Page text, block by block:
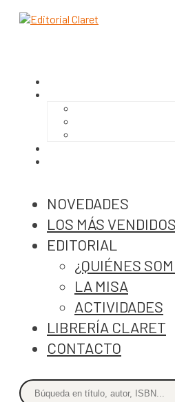
NOVEDADES
LOS MÁS VENDIDOS
EDITORIAL
¿QUIÉNES
LA MISA
ACTIVIDADES
LIBRERÍA CLARET
CONTACTO